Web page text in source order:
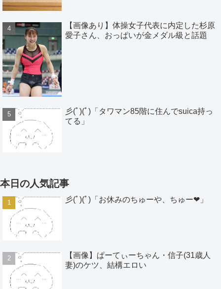
【画像あり】体操女子代表に内定した杉原
愛子さん、おっぱいが金メダル級と話題
彡(ﾟ)(ﾟ)「タワマン85階に住んでsuica持っ
てる」
本日の人気記事
彡(ﾟ)(ﾟ)「お休みのちゅーや、ちゅー❤」
【画像】ぱーてぃーちゃん・信子(31歳人
妻)のケツ、結構エロい